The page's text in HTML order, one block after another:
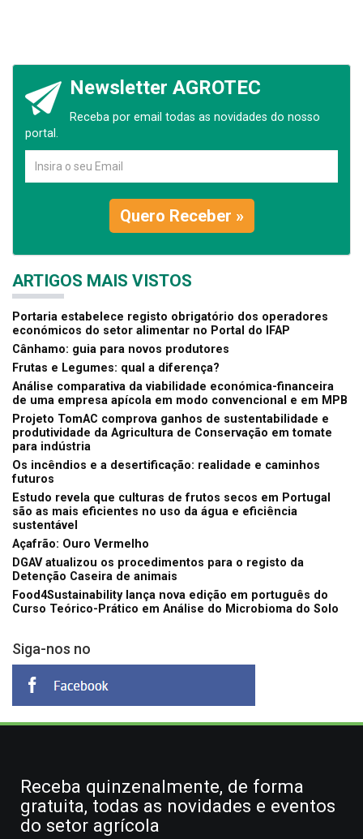
Newsletter AGROTEC
Receba por email todas as novidades do nosso
portal.
Quero Receber »
ARTIGOS MAIS VISTOS
Portaria estabelece registo obrigatório dos operadores
económicos do setor alimentar no Portal do IFAP
Cânhamo: guia para novos produtores
Frutas e Legumes: qual a diferença?
Análise comparativa da viabilidade económica-financeira
de uma empresa apícola em modo convencional e em MPB
Projeto TomAC comprova ganhos de sustentabilidade e
produtividade da Agricultura de Conservação em tomate
para indústria
Os incêndios e a desertificação: realidade e caminhos
futuros
Estudo revela que culturas de frutos secos em Portugal
são as mais eficientes no uso da água e eficiência
sustentável
Açafrão: Ouro Vermelho
DGAV atualizou os procedimentos para o registo da
Detenção Caseira de animais
Food4Sustainability lança nova edição em português do
Curso Teórico-Prático em Análise do Microbioma do Solo
Siga-nos no
Receba quinzenalmente, de forma
gratuita, todas as novidades e eventos
do setor agrícola